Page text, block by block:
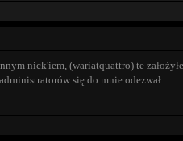
nick'iem, (wariatquattro) te
się do mnie odezwał.